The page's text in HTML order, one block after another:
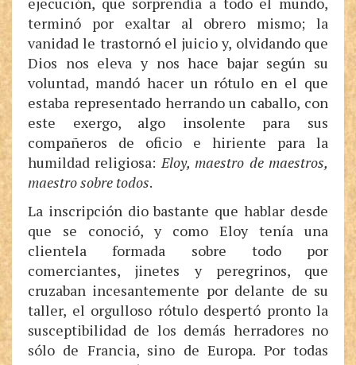
terminó por exaltar al obrero mismo; la
vanidad le trastornó el juicio y, olvidando que
Dios nos eleva y nos hace bajar según su
voluntad, mandó hacer un rótulo en el que
estaba representado herrando un caballo, con
este exergo, algo insolente para sus
compañeros de oficio e hiriente para la
humildad religiosa:Eloy, maestro de maestros,
maestro sobre todos.
La inscripción dio bastante que hablar desde
que se conoció, y como Eloy tenía una
clientela formada sobre todo por
comerciantes, jinetes y peregrinos, que
cruzaban incesantemente por delante de su
taller, el orgulloso rótulo despertó pronto la
susceptibilidad de los demás herradores no
sólo de Francia, sino de Europa. Por todas